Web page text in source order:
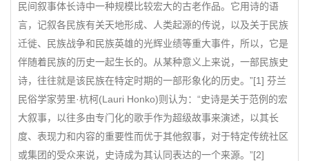
民间叙事体长诗中一种规模比较宏大的古老作品。它用诗的语
言，记叙各民族有关天地形成、人类起源的传说，以及关于民族
迁徙、民族战争和民族英雄的光辉业绩等重大事件，所以，它是
伴随着民族的历史一起生长的。从某种意义上来说，一部民族史
诗，往往就是该民族在特定时期的一部形象化的历史。”[1] 芬兰
民俗学家劳里·杭柯(Lauri Honko)则认为：“史诗是关于范例的宏
大叙事，以往多由专门化的歌手作为超级故事来演述，以其长
度、表现力和内容的重要性而优于其他叙事，对于特定传统社区
或集团的受众来说，史诗成为其认同表达的一个来源。”[2]